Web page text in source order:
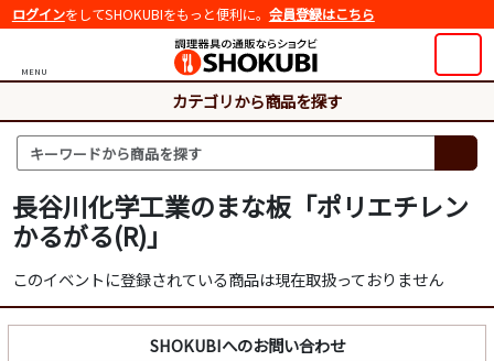
ログインをしてSHOKUBIをもっと便利に。 会員登録はこちら
MENU
カテゴリから商品を探す
長谷川化学工業のまな板「ポリエチレン
かるがる(R)」
このイベントに登録されている商品は現在取扱っておりません
SHOKUBIへのお問い合わせ